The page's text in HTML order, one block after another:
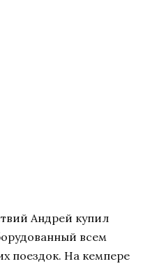
Андрей купил
всем
поездок. На кемпере